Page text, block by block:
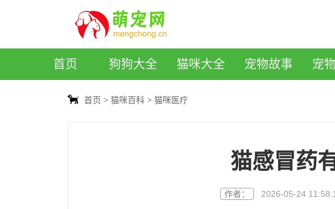
首页 狗狗大全 猫咪大全 宠物故事 宠
首页 猫咪百科 猫咪医疗
猫感冒药
作者： 2026-05-24